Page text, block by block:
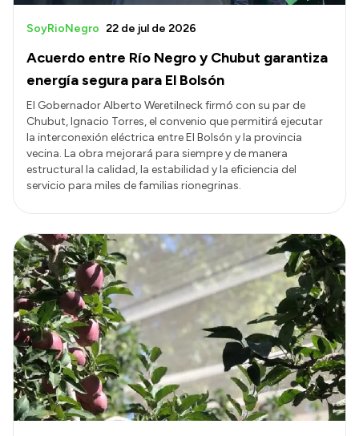
Acuerdo entre Río Negro y Chubut garantiza
energía segura para El Bolsón
SoyRioNegro 22 de jul de 2026
El Gobernador Alberto Weretilneck firmó con su par de
Chubut, Ignacio Torres, el convenio que permitirá ejecutar
la interconexión eléctrica entre El Bolsón y la provincia
vecina. La obra mejorará para siempre y de manera
estructural la calidad, la estabilidad y la eficiencia del
servicio para miles de familias rionegrinas.